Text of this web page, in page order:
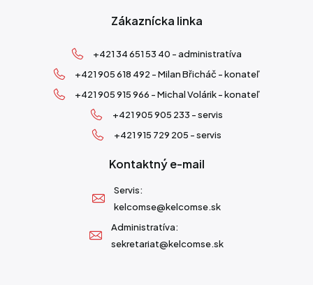
Zákaznícka linka
+421 34 651 53 40 - administratíva
+421 905 618 492 - Milan Břicháč - konateľ
+421 905 915 966 - Michal Volárik - konateľ
+421 905 905 233 - servis
+421 915 729 205 - servis
Kontaktný e-mail
Servis:
kelcomse@kelcomse.sk
Administratíva:
sekretariat@kelcomse.sk